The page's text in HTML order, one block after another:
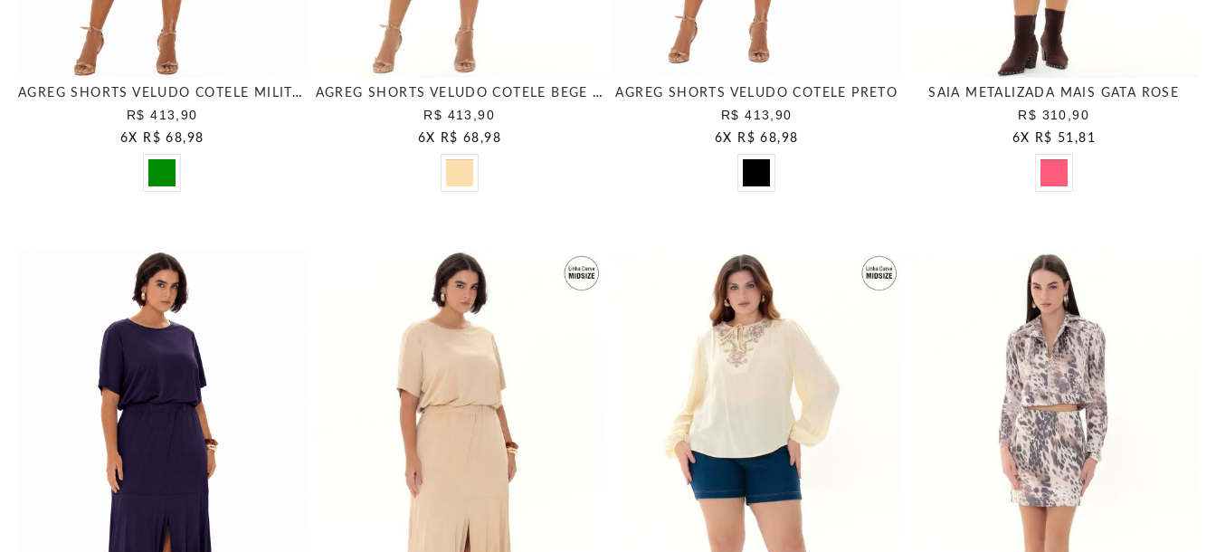
AGREG SHORTS VELUDO COTELE MILITAR
R$ 413,90
6X R$ 68,98
AGREG SHORTS VELUDO COTELE BEGE ESCANDINAVO
R$ 413,90
6X R$ 68,98
AGREG SHORTS VELUDO COTELE PRETO
R$ 413,90
6X R$ 68,98
SAIA METALIZADA MAIS GATA ROSE
R$ 310,90
6X R$ 51,81